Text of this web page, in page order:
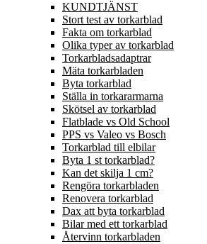
KUNDTJÄNST
Stort test av torkarblad
Fakta om torkarblad
Olika typer av torkarblad
Torkarbladsadaptrar
Mäta torkarbladen
Byta torkarblad
Ställa in torkararmarna
Skötsel av torkarblad
Flatblade vs Old School
PPS vs Valeo vs Bosch
Torkarblad till elbilar
Byta 1 st torkarblad?
Kan det skilja 1 cm?
Rengöra torkarbladen
Renovera torkarblad
Dax att byta torkarblad
Bilar med ett torkarblad
Återvinn torkarbladen